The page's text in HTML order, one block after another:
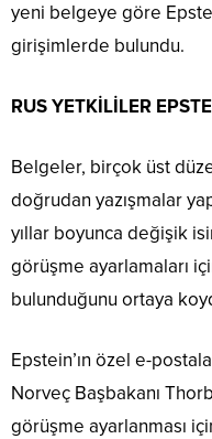
yeni belgeye göre
girişimlerde bulundu.
RUS YETKİLİLER
Belgeler, birçok üst
doğrudan yazışmalar
yıllar boyunca değişik
görüşme ayarlamaları
bulunduğunu ortaya
Epstein’ın özel e-
Norveç Başbakanı
görüşme ayarlanması